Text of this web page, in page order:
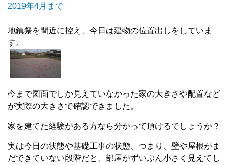
2019年4月まで
地鎮祭を間近に控え、今日は建物の位置出しをしていま
す。
今まで図面でしか見えていなかった家の大きさや配置など
が実際の大きさで確認できました。
家を建てた経験がある方なら分かって頂けるでしょうか？
実は今日の状態や基礎工事の状態、つまり、壁や屋根がま
だできていない段階だと、部屋がずいぶん小さく見えてし